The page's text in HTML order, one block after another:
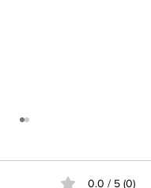
0.0 / 5 (0)